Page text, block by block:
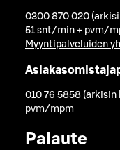
0300 870 020
51 snt/min + pvm/
Myyntipalveluiden
010 76 5858 (arkisin
pvm/mpm
Palaute